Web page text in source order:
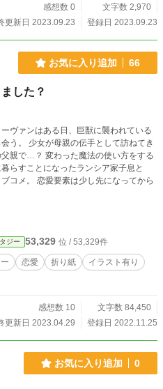
感想数 0
文字数 2,970
更新日 2023.09.23
登録日 2023.09.23
お気に入り追加 66
した？
ヴァンはある日、巨獣に襲われている
う。 少女が母親の伝手として訪ねてき
親で…？ 変わった魔法の使い方をする
らすことになったランシア家子息と
先になってから
ジー 53,329 位 / 53,329件
恋愛 折り紙
イラスト有り
感想数 10
文字数 84,450
更新日 2023.04.29
登録日 2022.11.25
お気に入り追加 0